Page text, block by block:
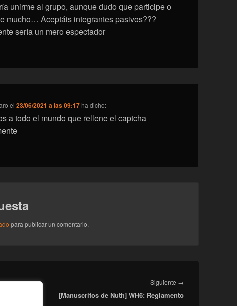
unirme al grupo, aunque dudo que participe o
mucho… Aceptáis integrantes pasivos???
sería un mero espectador
el23/06/2021 a las 09:17ha dicho:
a todo el mundo que rellene el captcha
para publicar un comentario.
oscuro
Siguiente →
siguiente:
[Manuscritos de Nuth] WH6: Reglamento